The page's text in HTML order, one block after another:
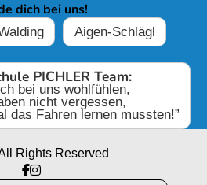
dich bei uns!
Aigen-Schlägl
PICHLER Team:
bei uns wohlfühlen,
nicht vergessen,
das Fahren lernen mussten!”
Rights Reserved